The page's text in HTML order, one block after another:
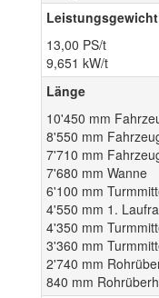
Leistungsgewicht
13,00 PS/t
9,651 kW/t
Länge
10'450 mm
8'550 mm
7'710 mm
7'680 mm Wanne
6'100 mm
4'550 mm 1.
4'350 mm
3'360 mm
2'740 mm
840 mm